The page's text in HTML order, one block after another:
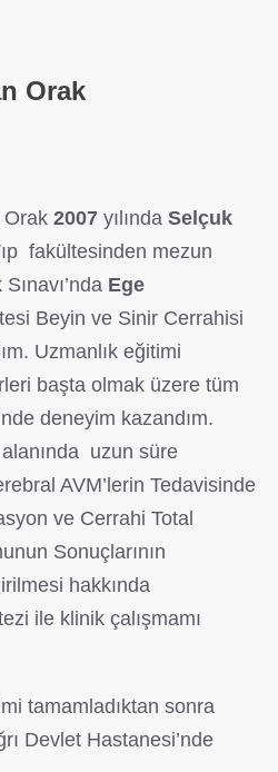
Orak
2007 yılında Selçuk
fakültesinden mezun
Ege
Beyin ve Sinir Cerrahisi
Uzmanlık eğitimi
başta olmak üzere tüm
deneyim kazandım.
uzun süre
AVM’lerin Tedavisinde
ve Cerrahi Total
Sonuçlarının
hakkında
ile klinik çalışmamı
tamamladıktan sonra
Devlet Hastanesi’nde